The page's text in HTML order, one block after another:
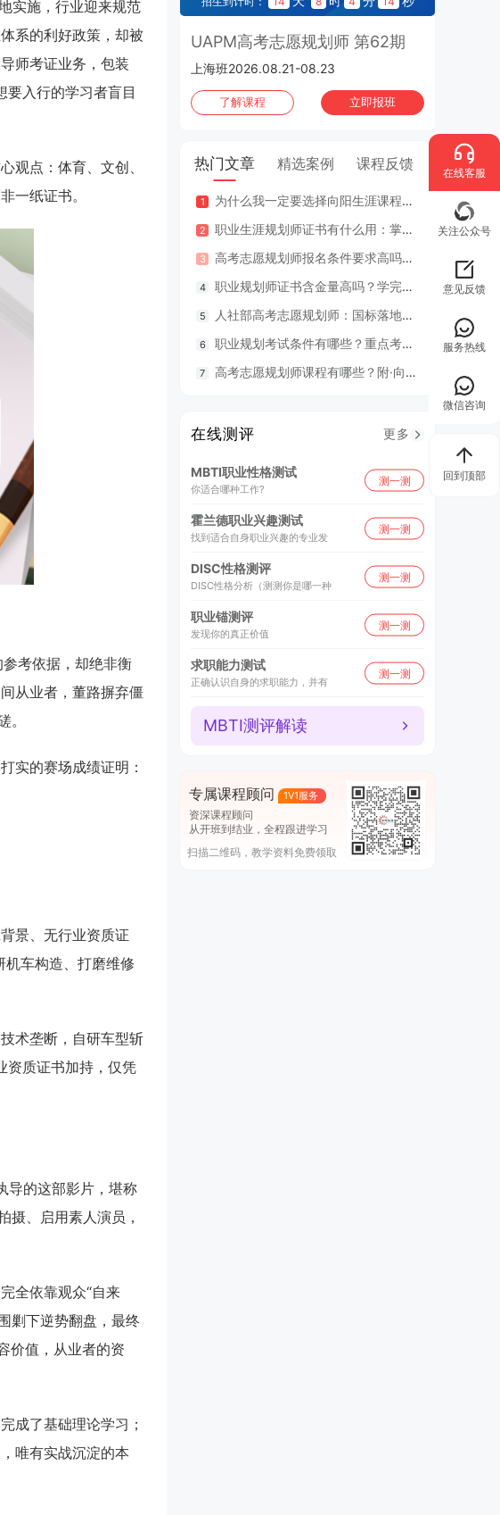
实施，行业迎来规范
系的利好政策，却被
师考证业务，包装
要入行的学习者盲目
观点：体育、文创、
一纸证书。
考依据，却绝非衡
从业者，董路摒弃僵
实的赛场成绩证明：
景、无行业资质证
车构造、打磨维修
术垄断，自研车型斩
资质证书加持，仅凭
导的这部影片，堪称
摄、启用素人演员，
全依靠观众“自来
剿下逆势翻盘，最终
价值，从业者的资
成了基础理论学习；
唯有实战沉淀的本
UAPM高考志愿规划师 第62期
上海班2026.08.21-08.23
了解课程 立即报班
热门文章 精选案例 课程反馈
心得交流
心得交流
员心得交流
为什么我一定要选择向阳生涯课程体系？七大核心理由
职业生涯规划师证书有什么用：掌握专业知识与技能，助人也助己！
高考志愿规划师报名条件要求高吗？专业认证在哪里考？
职业规划师证书含金量高吗？学完好找工作吗？
人社部高考志愿规划师：国标落地，从业标准更明确，持证执业不可少
职业规划考试条件有哪些？重点考什么？
高考志愿规划师课程有哪些？附·向阳生涯26年UAPM课程开班计划表
咨询案
2年
985
在线测评 更多
MBTI职业性格测试
你适合哪种工作?
测一测
霍兰德职业兴趣测试
找到适合自身职业兴趣的专业发
测一测
DISC性格测评
DISC性格分析（测测你是哪一种
测一测
职业锚测评
发现你的真正价值
测一测
求职能力测试
正确认识自身的求职能力，并有
测一测
MBTI测评解读
专属课程顾问 1V1服务
资深课程顾问
从开班到结业，全程跟进学习
扫描二维码，教学资料免费领取
在线客服
关注公众号
意见反馈
服务热线
微信咨询
回到顶部